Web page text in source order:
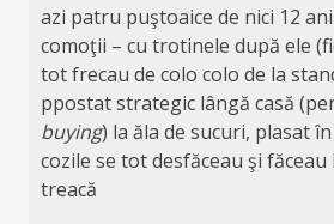
azi patru puştoaice de nici 12
comoţii – cu trotinele după ele
tot frecau de colo colo de la
ppostat strategic lângă casă
buying) la ăla de sucuri, plasat
cozile se tot desfăceau şi făceau
treacă